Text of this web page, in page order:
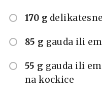
170 g
85 g gauda ili
55 g gauda ili
na kockice